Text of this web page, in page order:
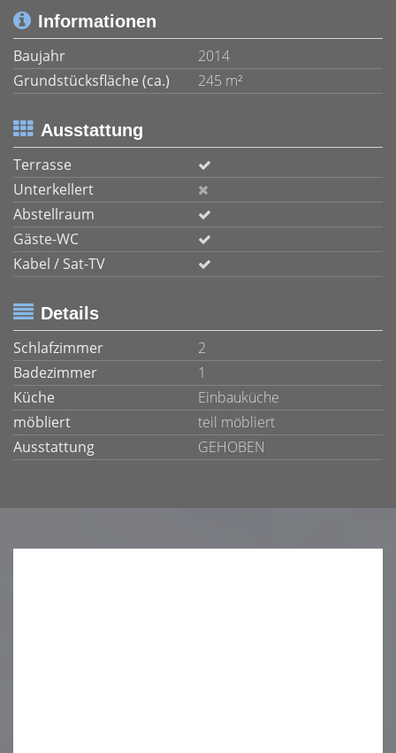
Informationen
Baujahr
2014
Grundstücksfläche (ca.)
245 m²
Ausstattung
Terrasse
Unterkellert
Abstellraum
Gäste-WC
Kabel / Sat-TV
Details
Schlafzimmer
2
Badezimmer
1
Küche
Einbauküche
möbliert
teil möbliert
Ausstattung
GEHOBEN